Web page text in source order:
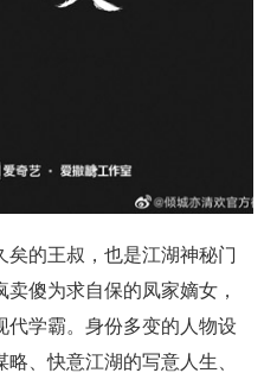
矣的王叔，也是江湖神秘门
傻为求自保的凤家嫡女，
代学霸。身份多变的人物设
、快意江湖的写意人生、